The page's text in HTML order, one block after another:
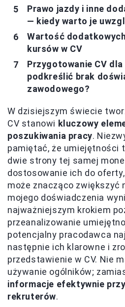
Prawo jazdy i inne
— kiedy warto je
Wartość
kursów w CV
Przygotowanie CV
podkreślić brak
zawodowego?
W dzisiejszym świecie
CV stanowi kluczowy
poszukiwania pracy.
pamiętać, że umiejętności
dwie strony tej samej
dostosowanie ich do
może znacząco zwiększyć
mojego doświadczenia
najważniejszym krokiem
przeanalizowanie
potencjalny pracodawca
następnie ich klarowne i
przedstawienie w CV. Nie
używanie ogólników;
informacje efektywnie
rekruterów.